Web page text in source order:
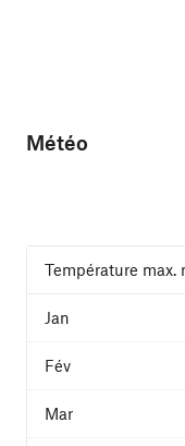
Météo
Température max.